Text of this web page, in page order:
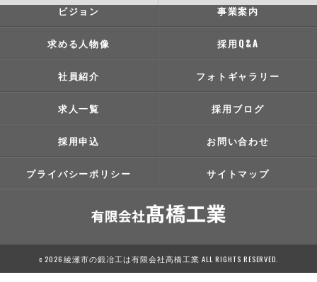
ビジョン 事業案内
求める人物像 採用Q&A
社員紹介 フォトギャラリー
求人一覧 採用ブログ
採用申込 お問い合わせ
プライバシーポリシー サイトマップ
c 2026 綾瀬市の鍛冶工は有限会社髙橋工業 ALL RIGHTS RESERVED.